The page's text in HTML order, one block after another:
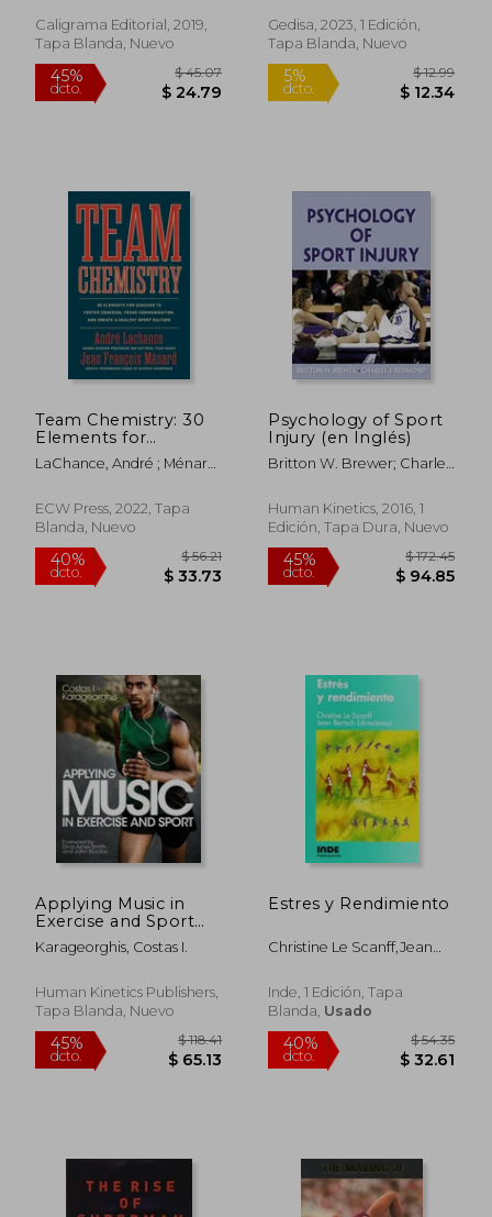
Deportivo
Caligrama Editorial, 2019,
Tapa Blanda, Nuevo
45%
Gedisa, 2023, 1 Edición,
Tapa Blanda, Nuevo
5%
Team Chemistry: 30
Elements for
Coaches to Foster
Cohesion, Strengthen
Skills, and Create a
Healthy Sport Culture
LaChance, André ; Ménard,
ECW Press, 2022, Tapa
Blanda, Nuevo
40%
$ 33.73
Psychology of Sport
Injury (en Inglés)
Britton W. Brewer; Charles
Human Kinetics, 2016, 1
Edición, Tapa Dura, Nuevo
dcto.
Applying Music in
Exercise and Sport
(en Inglés)
Karageorghis, Costas I.
Human Kinetics Publishers,
Tapa Blanda, Nuevo
Estres y Rendimiento
Christine Le Scanff,Jean
Inde, 1 Edición, Tapa
Blanda, Usado